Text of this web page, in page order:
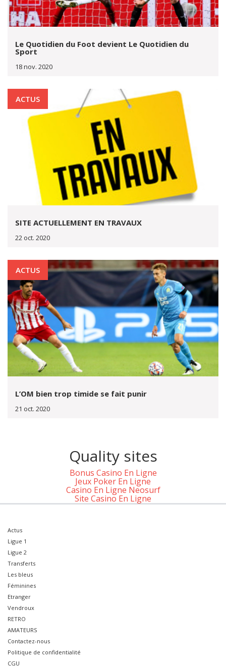
Le Quotidien du Foot devient Le Quotidien du
Sport
18 nov. 2020
ACTUS
SITE ACTUELLEMENT EN TRAVAUX
22 oct. 2020
ACTUS
L’OM bien trop timide se fait punir
21 oct. 2020
Quality sites
Bonus Casino En Ligne
Jeux Poker En Ligne
Casino En Ligne Neosurf
Site Casino En Ligne
Actus
Ligue 1
Ligue 2
Transferts
Les bleus
Féminines
Etranger
Vendroux
RETRO
AMATEURS
Contactez-nous
Politique de confidentialité
CGU